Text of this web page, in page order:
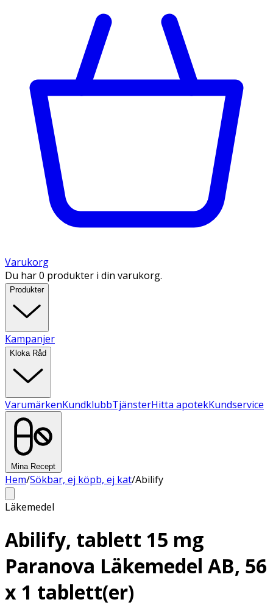
Varukorg
Du har 0 produkter i din varukorg.
Produkter
Kampanjer
Kloka Råd
VarumärkenKundklubbTjänsterHitta apotekKundservice
Mina Recept
Hem/Sökbar, ej köpb, ej kat/Abilify
Läkemedel
Abilify, tablett 15 mg
Paranova Läkemedel AB, 56
x 1 tablett(er)